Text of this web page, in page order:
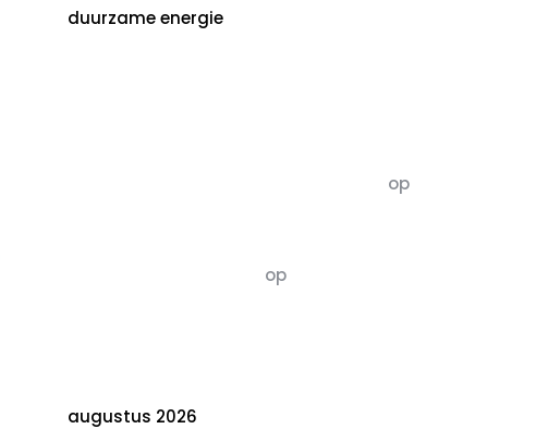
duurzame energie
op
op
augustus 2026